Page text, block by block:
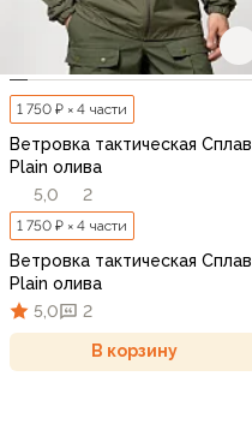
1 750 ₽ × 4 части
Ветровка тактическая Сплав
Plain олива
5,0
2
1 750 ₽ × 4 части
Ветровка тактическая Сплав
Plain олива
5,0
2
В корзину